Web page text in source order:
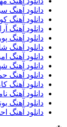
دانلود آهنگ
دانلود آهنگ
دانلود آهنگ
دانلود آهنگ
دانلود آهنگ
دانلود آهنگ
دانلود آهنگ
دانلود آهنگ
دانلود آهنگ
دانلود آهنگ
دانلود آهنگ
دانلود آهنگ